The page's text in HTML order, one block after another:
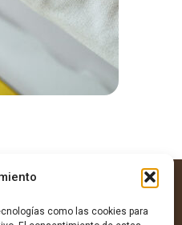
como las cookies para